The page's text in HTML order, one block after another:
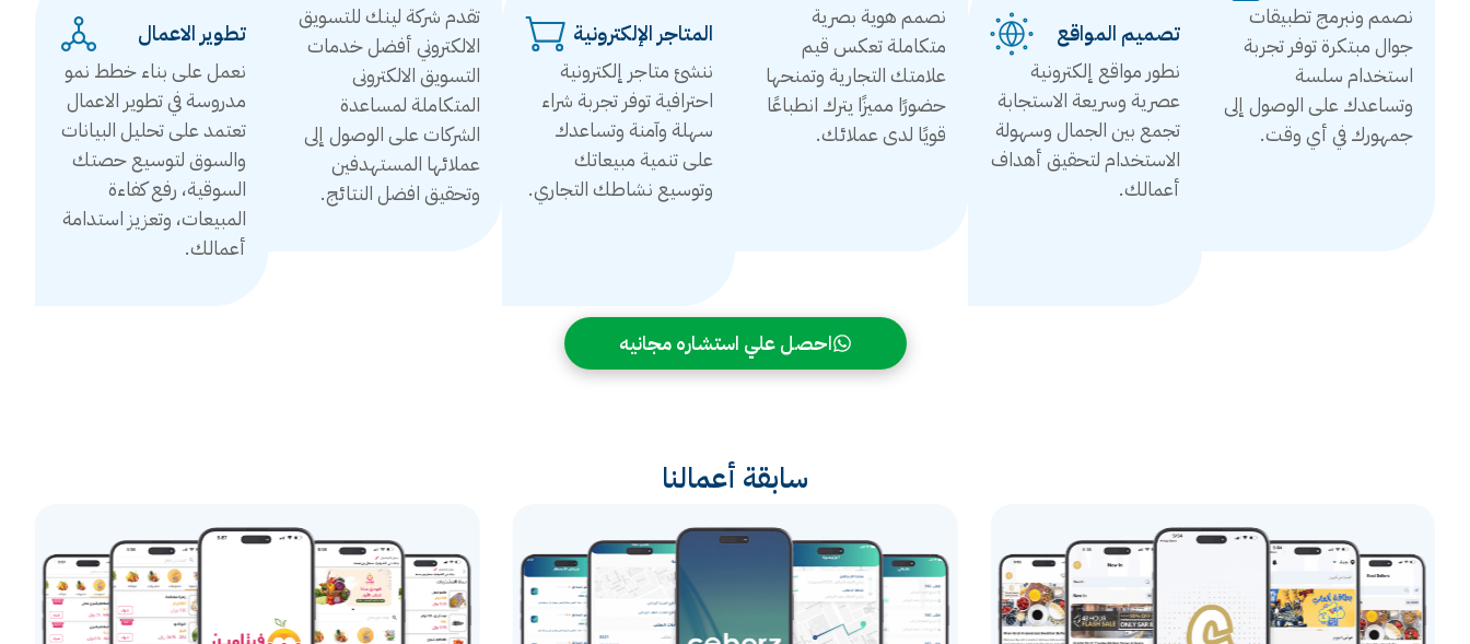
نصمم ونبرمج تطبيقات
جوال مبتكرة توفر تجربة
استخدام سلسة
وتساعدك على الوصول إلى
جمهورك في أي وقت.
تصميم المواقع
نطور مواقع إلكترونية
عصرية وسريعة الاستجابة
تجمع بين الجمال وسهولة
الاستخدام لتحقيق أهداف
أعمالك.
نصمم هوية بصرية
متكاملة تعكس قيم
علامتك التجارية وتمنحها
حضورًا مميزًا يترك انطباعًا
قويًا لدى عملائك.
المتاجر الإلكترونية
ننشئ متاجر إلكترونية
احترافية توفر تجربة شراء
سهلة وآمنة وتساعدك
على تنمية مبيعاتك
وتوسيع نشاطك التجاري.
تقدم شركة لينك للتسويق
الالكتروني أفضل خدمات
التسويق الالكترونى
المتكاملة لمساعدة
الشركات على الوصول إلى
عملائها المستهدفين
وتحقيق افضل النتائج.
تطوير الاعمال
نعمل على بناء خطط نمو
مدروسة في تطوير الاعمال
تعتمد على تحليل البيانات
والسوق لتوسيع حصتك
السوقية، رفع كفاءة
المبيعات، وتعزيز استدامة
أعمالك.
احصل علي استشاره مجانيه
سابقة أعمالنا